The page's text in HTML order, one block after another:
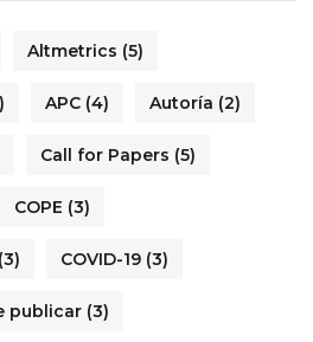
Altmetrics (5)
APC (4) Autoría (2)
Call for Papers (5)
COPE (3)
(3) COVID-19 (3)
publicar (3)